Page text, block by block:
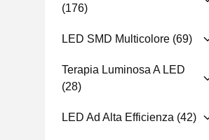
(176)
LED SMD Multicolore (69)
Terapia Luminosa A LED
(28)
LED Ad Alta Efficienza (42)